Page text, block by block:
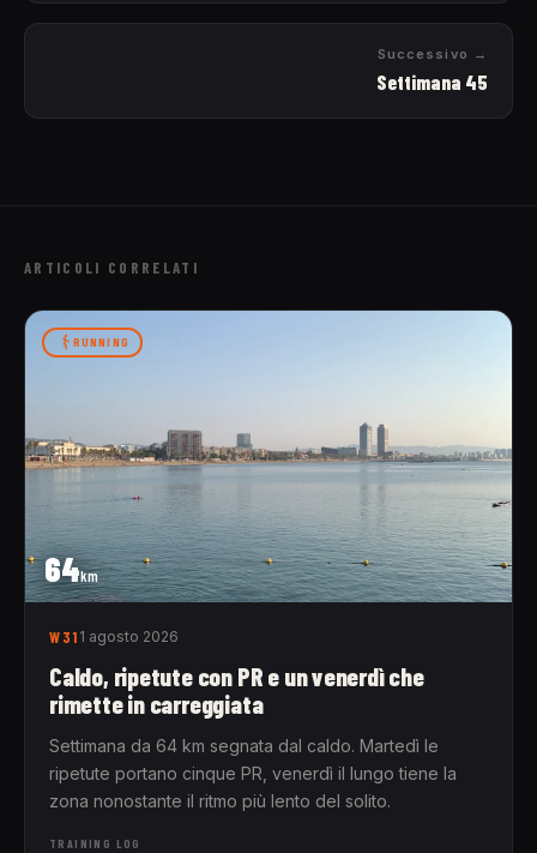
Successivo →
Settimana 45
ARTICOLI CORRELATI
64km
RUNNING
W31 1 agosto 2026
Caldo, ripetute con PR e un venerdì che
rimette in carreggiata
Settimana da 64 km segnata dal caldo. Martedì le
ripetute portano cinque PR, venerdì il lungo tiene la
zona nonostante il ritmo più lento del solito.
TRAINING LOG